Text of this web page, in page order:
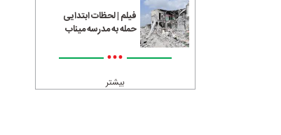
فیلم | لحظات ابتدایی
حمله به مدرسه میناب
•••
بیشتر